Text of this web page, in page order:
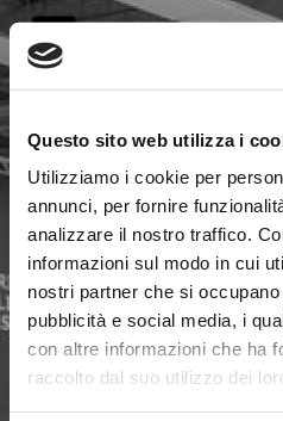
Questo sito web utilizza i
Utilizziamo i cookie per
annunci, per fornire
analizzare il nostro traffico.
informazioni sul modo in cui
nostri partner che si
pubblicità e social media, i
con altre informazioni che ha
raccolto dal suo utilizzo dei
2023
ALLESTIMENTO